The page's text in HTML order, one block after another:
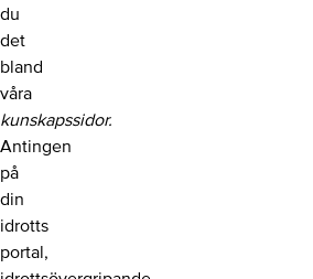
du
det
bland
våra
kunskapssidor.
Antingen
på
din
idrotts
portal,